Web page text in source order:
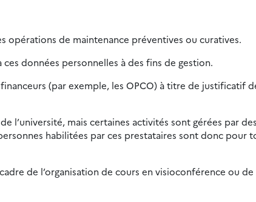
opérations de maintenance préventives ou curatives.
données personnelles à des fins de gestion.
(par exemple, les OPCO) à titre de justificatif
l’université, mais certaines activités sont gérées par
habilitées par ces prestataires sont donc pour
de l’organisation de cours en visioconférence ou